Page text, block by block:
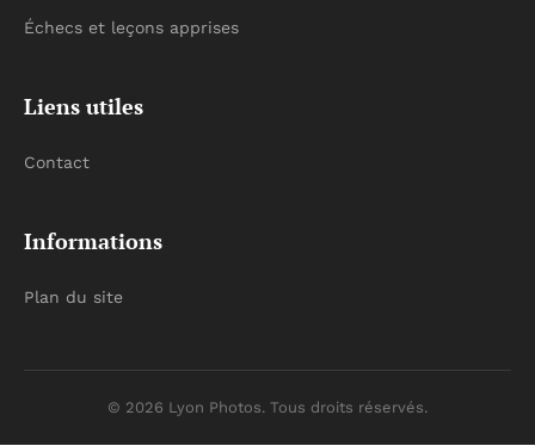
Échecs et leçons apprises
Liens utiles
Contact
Informations
Plan du site
© 2026 Lyon Photos. Tous droits réservés.